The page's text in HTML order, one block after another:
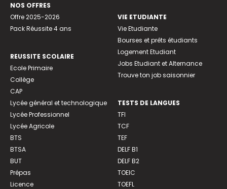
NOS OFFRES
Offre 2025-2026
Pack Réussite 4 ans
REUSSITE SCOLAIRE
Ecole Primaire
Collège
CAP
Lycée général et technologique
Lycée Professionnel
Lycée Agricole
BTS
BTSA
BUT
Prépas
Licence
VIE ETUDIANTE
Vie Etudiante
Bourses et prêts étudiants
Logement Etudiant
Jobs Etudiant et Alternance
Trouve ton job saisonnier
TESTS DE LANGUES
TFI
TCF
TEF
DELF B1
DELF B2
TOEIC
TOEFL